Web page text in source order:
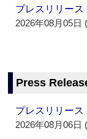
プレスリリー
2026年08月05日
Press
プレスリリー
2026年08月06日